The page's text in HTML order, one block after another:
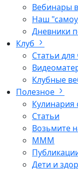
Вебинары
Наш
Дневники
Клуб
Статьи для
Клубные
Полезное
Кулинария
Статьи
Возьмите
МММ
Дети и